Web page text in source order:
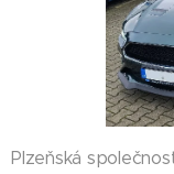
Plzeňská